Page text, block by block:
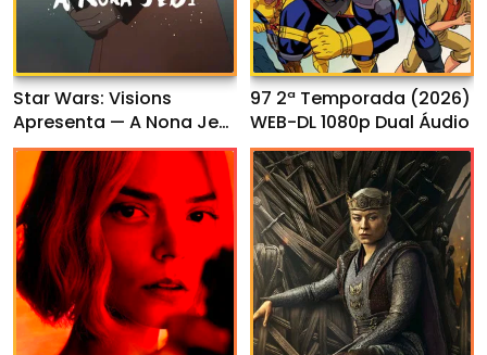
Star Wars: Visions
Apresenta — A Nona Jedi
1ª Temporada (2026)
WEB-DL 1080p Dual Áudio
97 2ª Temporada (2026)
WEB-DL 1080p Dual Áudio